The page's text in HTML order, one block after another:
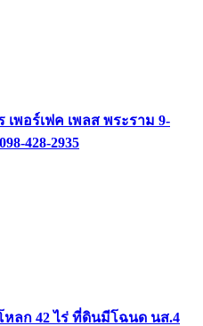
เพอร์เฟค เพลส พระราม 9-
428-2935
ลก 42 ไร่ ที่ดินมีโฉนด นส.4